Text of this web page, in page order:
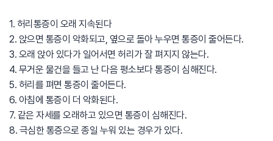
1. 허리통증이 오래 지속된다
2. 앉으면 통증이 악화되고, 옆으로 돌아 누우면 통증이 줄어든다.
3. 오래 앉아 있다가 일어서면 허리가 잘 펴지지 않는다.
4. 무거운 물건을 들고 난 다음 평소보다 통증이 심해진다.
5. 허리를 펴면 통증이 줄어든다.
6. 아침에 통증이 더 악화된다.
7. 같은 자세를 오래하고 있으면 통증이 심해진다.
8. 극심한 통증으로 종일 누워 있는 경우가 있다.